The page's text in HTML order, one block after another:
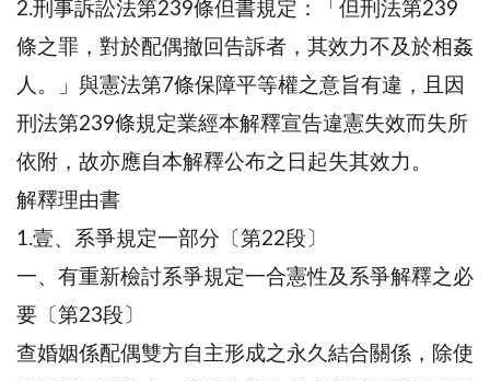
2.刑事訴訟法第239條但書規定：「但刑法第239
條之罪，對於配偶撤回告訴者，其效力不及於相姦
人。」與憲法第7條保障平等權之意旨有違，且因
刑法第239條規定業經本解釋宣告違憲失效而失所
依附，故亦應自本解釋公布之日起失其效力。
解釋理由書
1.壹、系爭規定一部分〔第22段〕
一、有重新檢討系爭規定一合憲性及系爭解釋之必
要〔第23段〕
查婚姻係配偶雙方自主形成之永久結合關係，除使